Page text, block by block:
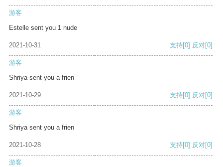
游客
Estelle sent you 1 nude
2021-10-31 支持[0] 反对[0]
游客
Shriya sent you a frien
2021-10-29 支持[0] 反对[0]
游客
Shriya sent you a frien
2021-10-28 支持[0] 反对[0]
游客